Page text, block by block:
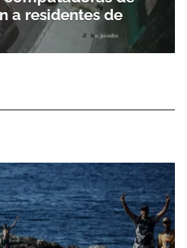
a residentes de